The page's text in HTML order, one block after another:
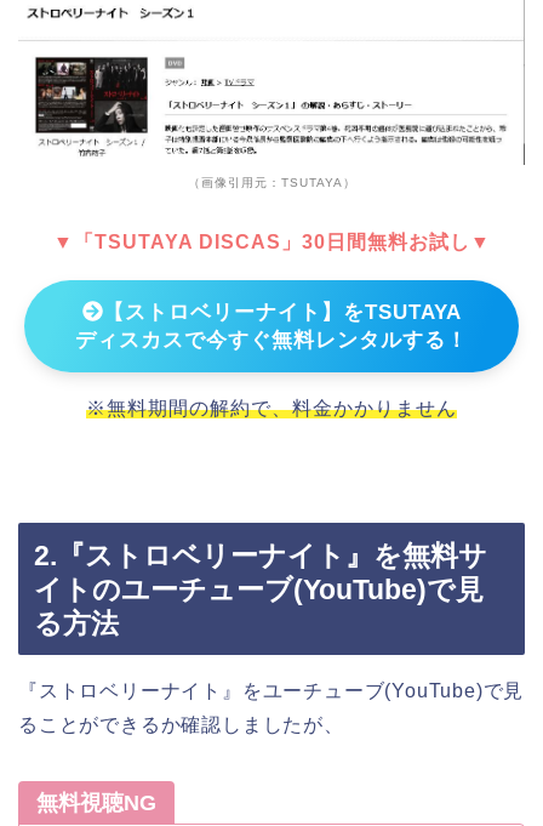
（画像引用元：TSUTAYA）
▼「TSUTAYA DISCAS」30日間無料お試し▼
【ストロベリーナイト】をTSUTAYA
ディスカスで今すぐ無料レンタルする！
※無料期間の解約で、料金かかりません
2.『ストロベリーナイト』を無料サ
イトのユーチューブ(YouTube)で見
る方法
『ストロベリーナイト』をユーチューブ(YouTube)で見
ることができるか確認しましたが、
無料視聴NG